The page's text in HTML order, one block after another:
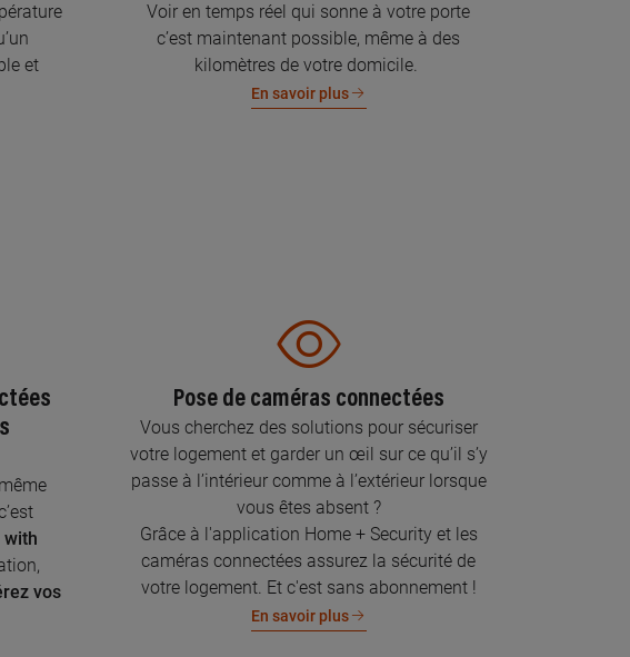
et
Voir en temps réel qui sonne à votre porte
c’est maintenant possible, même à des
kilomètres de votre domicile.
En savoir plus
with
vos
Pose de caméras connectées
Vous cherchez des solutions pour sécuriser
votre logement et garder un œil sur ce qu’il s’y
passe à l’intérieur comme à l’extérieur lorsque
vous êtes absent ?
Grâce à l'application Home + Security et les
caméras connectées assurez la sécurité de
votre logement. Et c'est sans abonnement !
En savoir plus